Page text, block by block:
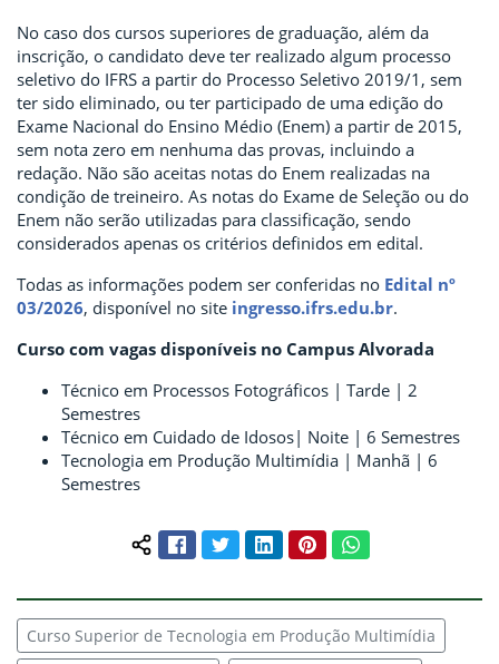
No caso dos cursos superiores de graduação, além da
inscrição, o candidato deve ter realizado algum processo
seletivo do IFRS a partir do Processo Seletivo 2019/1, sem
ter sido eliminado, ou ter participado de uma edição do
Exame Nacional do Ensino Médio (Enem) a partir de 2015,
sem nota zero em nenhuma das provas, incluindo a
redação. Não são aceitas notas do Enem realizadas na
condição de treineiro. As notas do Exame de Seleção ou do
Enem não serão utilizadas para classificação, sendo
considerados apenas os critérios definidos em edital.
Todas as informações podem ser conferidas no Edital nº
03/2026, disponível no site ingresso.ifrs.edu.br.
Curso com vagas disponíveis no Campus Alvorada
Técnico em Processos Fotográficos | Tarde | 2
Semestres
Técnico em Cuidado de Idosos| Noite | 6 Semestres
Tecnologia em Produção Multimídia | Manhã | 6
Semestres
Compartilhar conteúdo:
FacebookTwitterLinkedInPinterestWhatsApp
Curso Superior de Tecnologia em Produção Multimídia